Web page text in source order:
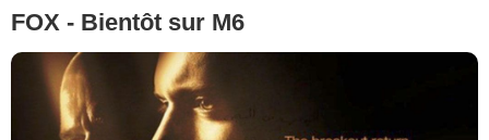
FOX - Bientôt sur M6